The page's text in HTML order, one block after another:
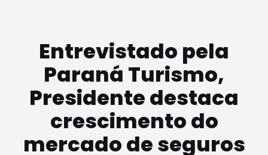
Entrevistado pela
Paraná Turismo,
Presidente destaca
crescimento do
mercado de seguros